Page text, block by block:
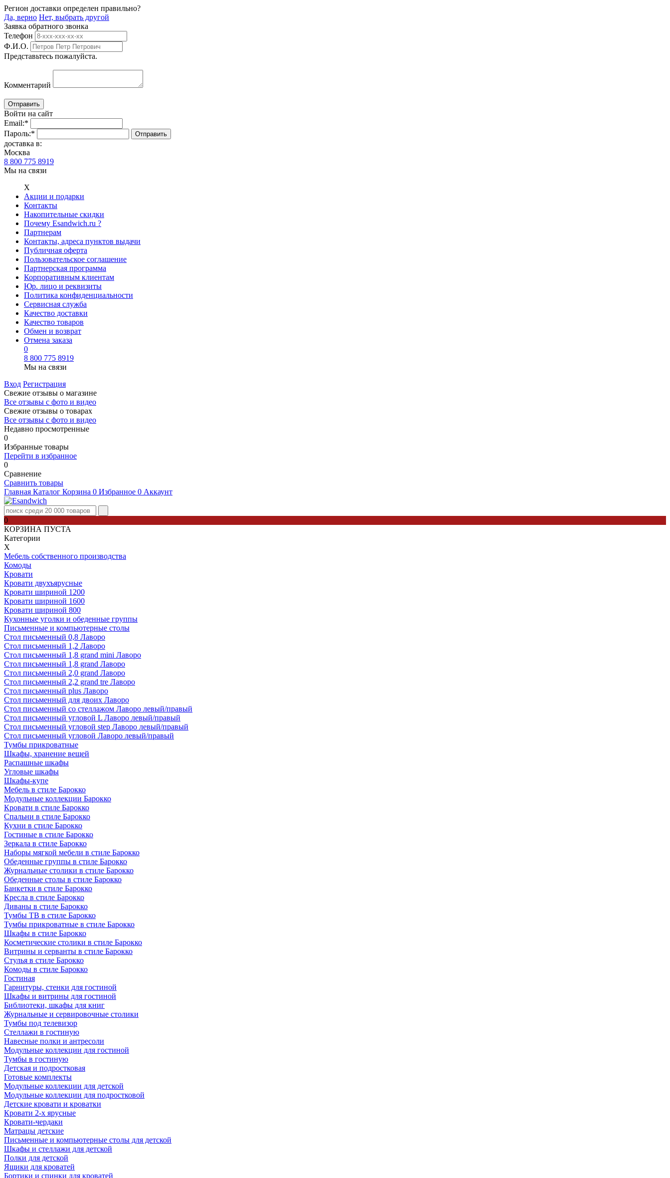
Регион доставки определен правильно?
Да, верно Нет, выбрать другой
Заявка обратного звонка
Телефон
Ф.И.О.
Представьтесь пожалуйста.
Комментарий
Войти на сайт
Email:*
Пароль:*
доставка в:
Москва
8 800 775 8919
Мы на связи
Х
Акции и подарки
Контакты
Накопительные скидки
Почему Esandwich.ru ?
Партнерам
Контакты, адреса пунктов выдачи
Публичная оферта
Пользовательское соглашение
Партнерская программа
Корпоративным клиентам
Юр. лицо и реквизиты
Политика конфиденциальности
Сервисная служба
Качество доставки
Качество товаров
Обмен и возврат
Отмена заказа
0
8 800 775 8919
Мы на связи
Вход Регистрация
Свежие отзывы о магазине
Все отзывы с фото и видео
Свежие отзывы о товарах
Все отзывы c фото и видео
Недавно просмотренные
0
Избранные товары
Перейти в избранное
0
Сравнение
Сравнить товары
Главная Каталог Корзина 0 Избранное 0 Аккаунт
0
КОРЗИНА ПУСТА
Категории
Х
Мебель собственного производства
Комоды
Кровати
Кровати двухъярусные
Кровати шириной 1200
Кровати шириной 1600
Кровати шириной 800
Кухонные уголки и обеденные группы
Письменные и компьютерные столы
Стол письменный 0,8 Лаворо
Стол письменный 1,2 Лаворо
Стол письменный 1,8 grand mini Лаворо
Стол письменный 1,8 grand Лаворо
Стол письменный 2,0 grand Лаворо
Стол письменный 2,2 grand tre Лаворо
Стол письменный plus Лаворо
Стол письменный для двоих Лаворо
Стол письменный со стеллажом Лаворо левый/правый
Стол письменный угловой L Лаворо левый/правый
Стол письменный угловой step Лаворо левый/правый
Стол письменный угловой Лаворо левый/правый
Тумбы прикроватные
Шкафы, хранение вещей
Распашные шкафы
Угловые шкафы
Шкафы-купе
Мебель в стиле Барокко
Модульные коллекции Барокко
Кровати в стиле Барокко
Спальни в стиле Барокко
Кухни в стиле Барокко
Гостиные в стиле Барокко
Зеркала в стиле Барокко
Наборы мягкой мебели в стиле Барокко
Обеденные группы в стиле Барокко
Журнальные столики в стиле Барокко
Обеденные столы в стиле Барокко
Банкетки в стиле Барокко
Кресла в стиле Барокко
Диваны в стиле Барокко
Тумбы ТВ в стиле Барокко
Тумбы прикроватные в стиле Барокко
Шкафы в стиле Барокко
Косметические столики в стиле Барокко
Витрины и серванты в стиле Барокко
Стулья в стиле Барокко
Комоды в стиле Барокко
Гостиная
Гарнитуры, стенки для гостиной
Шкафы и витрины для гостиной
Библиотеки, шкафы для книг
Журнальные и сервировочные столики
Тумбы под телевизор
Стеллажи в гостиную
Навесные полки и антресоли
Модульные коллекции для гостиной
Тумбы в гостиную
Детская и подростковая
Готовые комплекты
Модульные коллекции для детской
Модульные коллекции для подростковой
Детские кровати и кроватки
Кровати 2-х ярусные
Кровати-чердаки
Матрацы детские
Письменные и компьютерные столы для детской
Шкафы и стеллажи для детской
Полки для детской
Ящики для кроватей
Бортики и спинки для кроватей